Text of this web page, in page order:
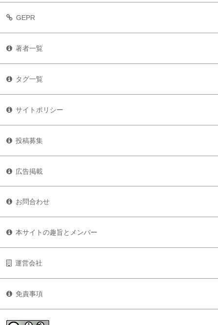
GEPR
著者一覧
タグ一覧
サイトポリシー
投稿募集
広告掲載
お問合わせ
本サイトの趣旨とメンバー
運営会社
免責事項